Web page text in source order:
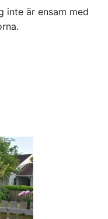
inte är ensam med